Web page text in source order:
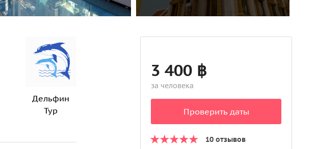
Дельфин
Тур
3 400 ฿
за человека
Проверить даты
10 отзывов